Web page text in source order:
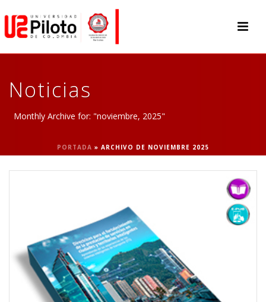
Noticias
Monthly Archive for: "noviembre, 2025"
PORTADA » ARCHIVO DE NOVIEMBRE 2025